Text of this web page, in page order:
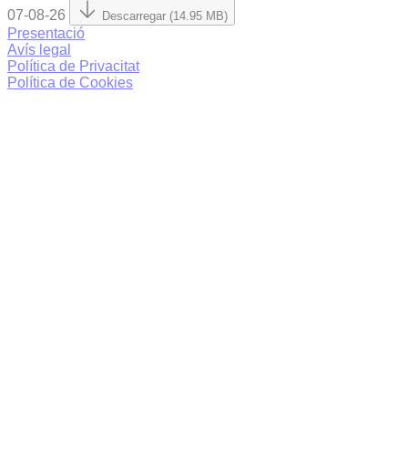
07-08-26 Descarregar (14.95 MB)
Presentació
Avís legal
Política de Privacitat
Política de Cookies